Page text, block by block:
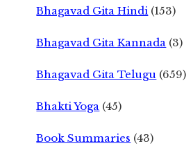
Bhagavad Gita Hindi (153)
Bhagavad Gita Kannada (3)
Bhagavad Gita Telugu (659)
Bhakti Yoga (45)
Book Summaries (43)